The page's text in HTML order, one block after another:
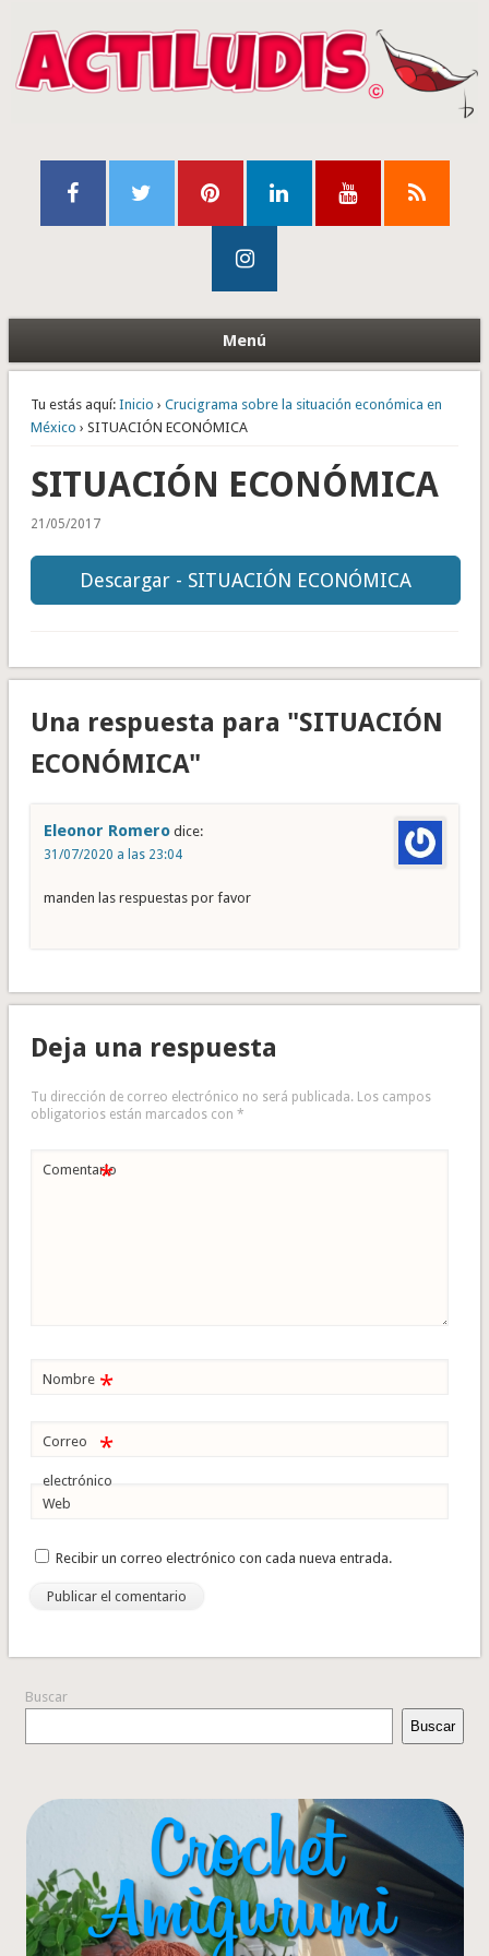
Menú
Tu estás aquí: Inicio › Crucigrama sobre la situación económica en
México › SITUACIÓN ECONÓMICA
SITUACIÓN ECONÓMICA
21/05/2017
Descargar - SITUACIÓN ECONÓMICA
Una respuesta para "SITUACIÓN
ECONÓMICA"
Eleonor Romero dice:
31/07/2020 a las 23:04
manden las respuestas por favor
Deja una respuesta
Tu dirección de correo electrónico no será publicada. Los campos
obligatorios están marcados con *
Comentario
*
Nombre *
Correo
electrónico
*
Web
Recibir un correo electrónico con cada nueva entrada.
Buscar
Buscar